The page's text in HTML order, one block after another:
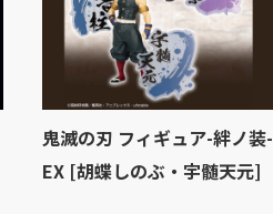
鬼滅の刃 フィギュア-絆ノ装-
EX [胡蝶しのぶ・宇髄天元]